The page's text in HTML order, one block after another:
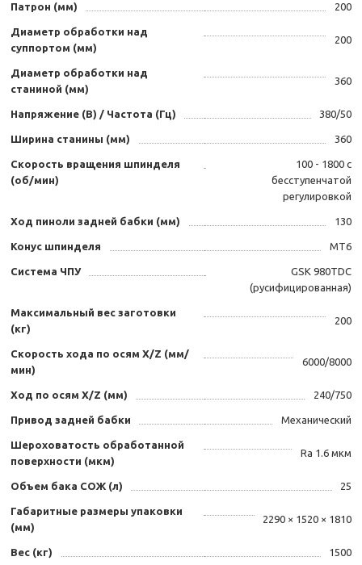
Патрон (мм) 200
Диаметр обработки над
суппортом (мм)
200
Диаметр обработки над
станиной (мм)
360
Напряжение (В) / Частота (Гц) 380/50
Ширина станины (мм) 360
Скорость вращения шпинделя
(об/мин)
100 - 1800 с
бесступенчатой
регулировкой
Ход пиноли задней бабки (мм) 130
Конус шпинделя MT6
Система ЧПУ
GSK 980TDC
(русифицированная)
Максимальный вес заготовки
(кг)
200
Скорость хода по осям X/Z (мм/
мин)
6000/8000
Ход по осям X/Z (мм) 240/750
Привод задней бабки Механический
Шероховатость обработанной
поверхности (мкм)
Ra 1.6 мкм
Объем бака СОЖ (л) 25
Габаритные размеры упаковки
(мм)
2290 × 1520 × 1810
Вес (кг) 1500